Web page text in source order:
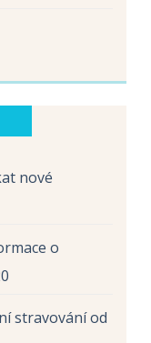
nové
o
stravování od